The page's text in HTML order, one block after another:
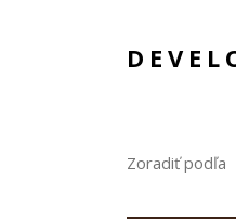
Zoradiť podľa